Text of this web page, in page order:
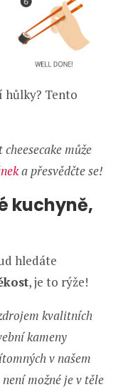
hůlky? Tento
může
a přesvědčte se!
kuchyně,
hledáte
, je to rýže!
kvalitních
kameny
v našem
možné je v těle